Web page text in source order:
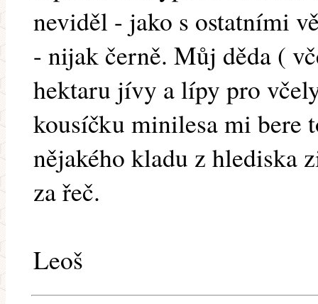
neviděl - jako s ostatními
- nijak černě. Můj děda (
hektaru jívy a lípy pro
kousíčku minilesa mi bere
nějakého kladu z hlediska
za řeč.
Leoš